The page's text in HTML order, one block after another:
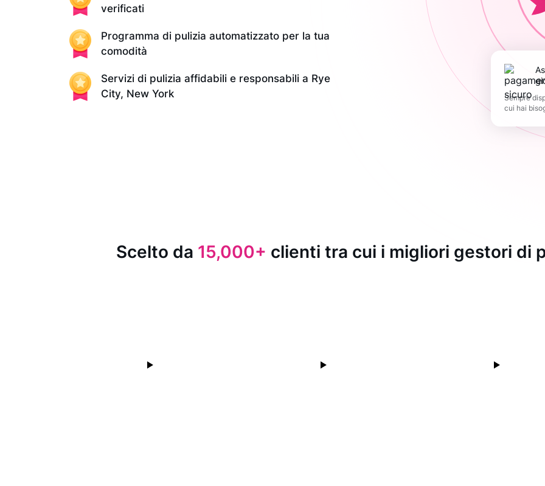
verificati
Programma di pulizia automatizzato per la tua
comodità
Servizi di pulizia affidabili e responsabili a Rye
City, New York
Assistenza 365
Sempre
cui hai
Scelto da 15,000+ clienti tra cui i migliori gestori di